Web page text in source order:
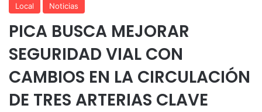
Local Noticias
PICA BUSCA MEJORAR
SEGURIDAD VIAL CON
CAMBIOS EN LA CIRCULACIÓN
DE TRES ARTERIAS CLAVE